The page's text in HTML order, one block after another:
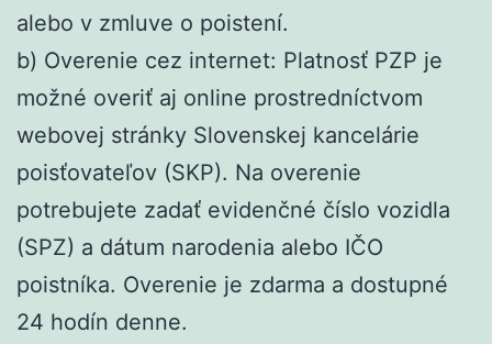
alebo v zmluve o poistení.
b) Overenie cez internet: Platnosť PZP je
možné overiť aj online prostredníctvom
webovej stránky Slovenskej kancelárie
poisťovateľov (SKP). Na overenie
potrebujete zadať evidenčné číslo vozidla
(SPZ) a dátum narodenia alebo IČO
poistníka. Overenie je zdarma a dostupné
24 hodín denne.